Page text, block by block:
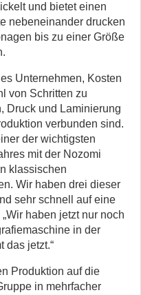
und bietet einen
nebeneinander drucken
bis zu einer Größe
Unternehmen, Kosten
von Schritten zu
Druck und Laminierung
verbunden sind.
der wichtigsten
mit der Nozomi
klassischen
Wir haben drei dieser
sehr schnell auf eine
haben jetzt nur noch
in der
das jetzt.“
Produktion auf die
in mehrfacher